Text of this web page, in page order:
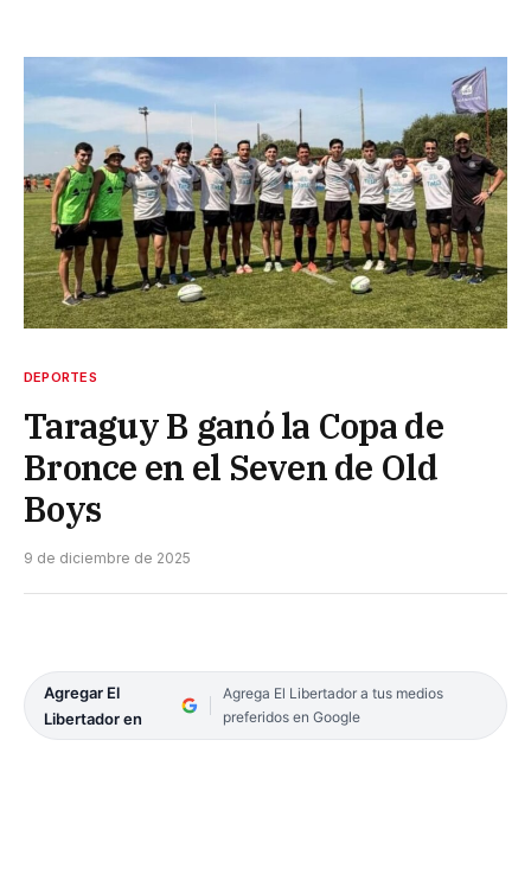
DEPORTES
Taraguy B ganó la Copa de
Bronce en el Seven de Old
Boys
9 de diciembre de 2025
Agregar El
Libertador en
Agrega El Libertador a tus medios
preferidos en Google